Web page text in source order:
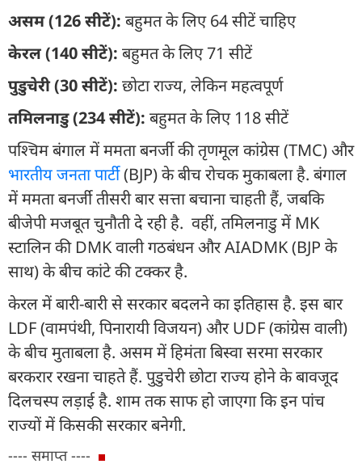
असम (126 सीटें): बहुमत के लिए 64 सीटें चाहिए
केरल (140 सीटें): बहुमत के लिए 71 सीटें
पुडुचेरी (30 सीटें): छोटा राज्य, लेकिन महत्वपूर्ण
तमिलनाडु (234 सीटें): बहुमत के लिए 118 सीटें
पश्चिम बंगाल में ममता बनर्जी की तृणमूल कांग्रेस (TMC) और
भारतीय जनता पार्टी(BJP) के बीच रोचक मुकाबला है. बंगाल
में ममता बनर्जी तीसरी बार सत्ता बचाना चाहती हैं, जबकि
बीजेपी मजबूत चुनौती दे रही है. वहीं, तमिलनाडु में MK
स्टालिन की DMK वाली गठबंधन और AIADMK (BJP के
साथ) के बीच कांटे की टक्कर है.
केरल में बारी-बारी से सरकार बदलने का इतिहास है. इस बार
LDF (वामपंथी, पिनारायी विजयन) और UDF (कांग्रेस वाली)
के बीच मुताबला है. असम में हिमंता बिस्वा सरमा सरकार
बरकरार रखना चाहते हैं. पुडुचेरी छोटा राज्य होने के बावजूद
दिलचस्प लड़ाई है. शाम तक साफ हो जाएगा कि इन पांच
राज्यों में किसकी सरकार बनेगी.
---- समाप्त ----